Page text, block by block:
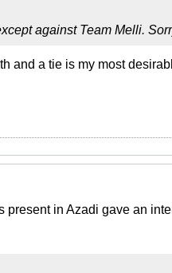
against Team Melli.
and a tie is my most
in Azadi gave an